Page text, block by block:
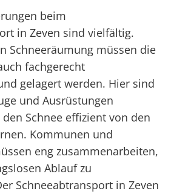
beim
in Zeven sind vielfältig.
Schneeräumung müssen die
fachgerecht
gelagert werden. Hier sind
und Ausrüstungen
Schnee effizient von den
Kommunen und
eng zusammenarbeiten,
Ablauf zu
Schneeabtransport in Zeven